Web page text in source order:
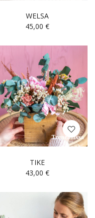
WELSA
45,00€
TIKE
43,00€